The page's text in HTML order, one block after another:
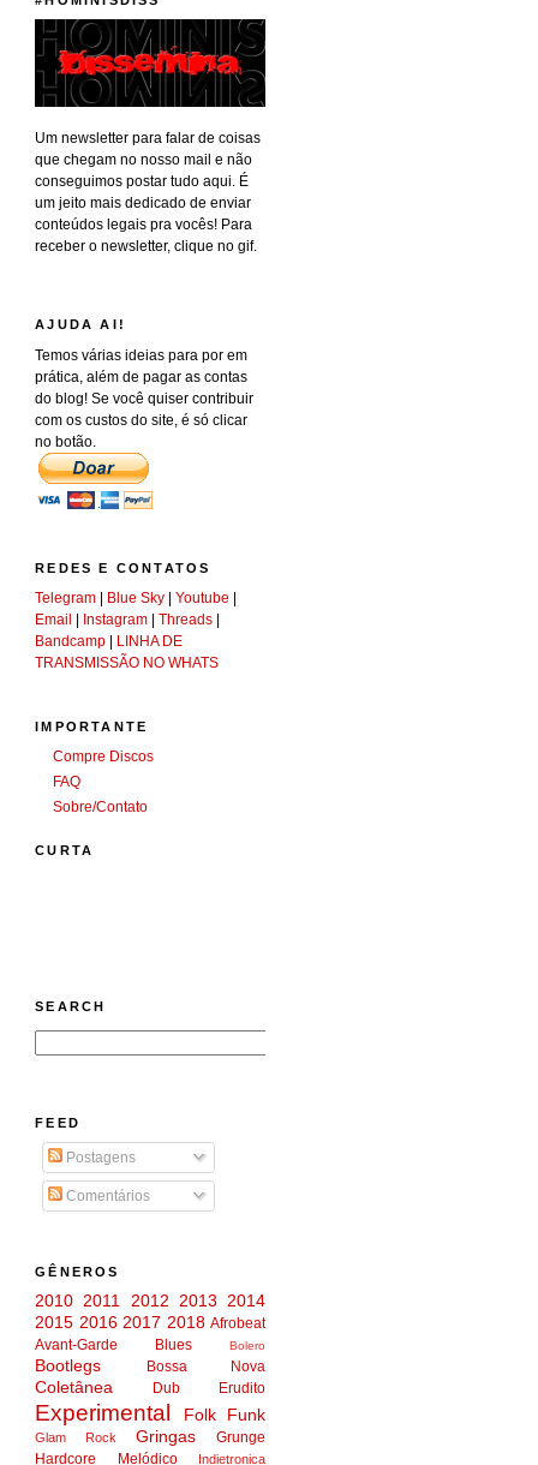
Um newsletter para falar de coisas
que chegam no nosso mail e não
conseguimos postar tudo aqui. É
um jeito mais dedicado de enviar
conteúdos legais pra vocês! Para
receber o newsletter, clique no gif.
AJUDA AI!
Temos várias ideias para por em
prática, além de pagar as contas
do blog! Se você quiser contribuir
com os custos do site, é só clicar
no botão.
REDES E CONTATOS
Telegram | Blue Sky |Youtube |
Email | Instagram |Threads |
Bandcamp | LINHA DE
TRANSMISSÃO NO WHATS
IMPORTANTE
Compre Discos
FAQ
Sobre/Contato
CURTA
SEARCH
FEED
Postagens
Comentários
GÊNEROS
2010 2011 2012 2013 2014
2015 2016 2017 2018 Afrobeat
Avant-Garde
Blues Bolero
Bootlegs Bossa Nova
Coletânea Dub Erudito
Experimental Folk Funk
Glam Rock Gringas
Grunge
Hardcore Melódico
Indietronica